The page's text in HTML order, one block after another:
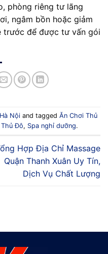
phòng riêng tư lãng
ngâm bồn hoặc giảm
trước để được tư vấn gói
Nộiand tagged Ăn Chơi Thủ
Thủ Đô, Spa nghỉ dưỡng.
Hợp Địa Chỉ Massage
Quận Thanh Xuân Uy Tín,
Dịch Vụ Chất Lượng